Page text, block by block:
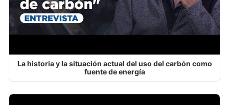
La historia y la situación actual del uso del carbón como
fuente de energía